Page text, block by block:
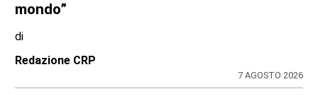
mondo”
di
Redazione CRP
7 AGOSTO 2026